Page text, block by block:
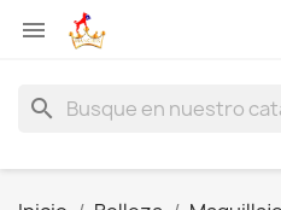

search